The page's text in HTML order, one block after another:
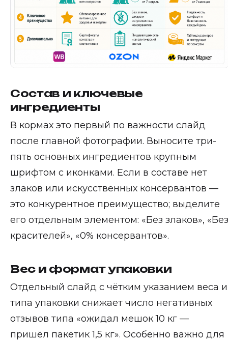
Состав и ключевые
ингредиенты
В кормах это первый по важности слайд
после главной фотографии. Выносите три-
пять основных ингредиентов крупным
шрифтом с иконками. Если в составе нет
злаков или искусственных консервантов —
это конкурентное преимущество; выделите
его отдельным элементом: «Без злаков», «Без
красителей», «0% консервантов».
Вес и формат упаковки
Отдельный слайд с чётким указанием веса и
типа упаковки снижает число негативных
отзывов типа «ожидал мешок 10 кг —
пришёл пакетик 1,5 кг». Особенно важно для